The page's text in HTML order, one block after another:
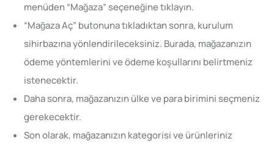
menüden “Mağaza” seçeneğine tıklayın.
“Mağaza Aç” butonuna tıkladıktan sonra, kurulum
sihirbazına yönlendirileceksiniz. Burada, mağazanızın
ödeme yöntemlerini ve ödeme koşullarını belirtmeniz
istenecektir.
Daha sonra, mağazanızın ülke ve para birimini seçmeniz
gerekecektir.
Son olarak, mağazanızın kategorisi ve ürünleriniz